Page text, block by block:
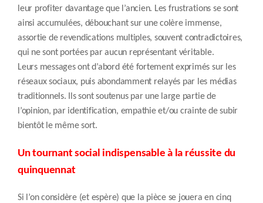
leur profiter davantage que l’ancien. Les frustrations se sont
ainsi accumulées, débouchant sur une colère immense,
assortie de revendications multiples, souvent contradictoires,
qui ne sont portées par aucun représentant véritable.
Leurs messages ont d’abord été fortement exprimés sur les
réseaux sociaux, puis abondamment relayés par les médias
traditionnels. Ils sont soutenus par une large partie de
l’opinion, par identification, empathie et/ou crainte de subir
bientôt le même sort.
Un tournant social indispensable à la réussite du
quinquennat
Si l’on considère (et espère) que la pièce se jouera en cinq